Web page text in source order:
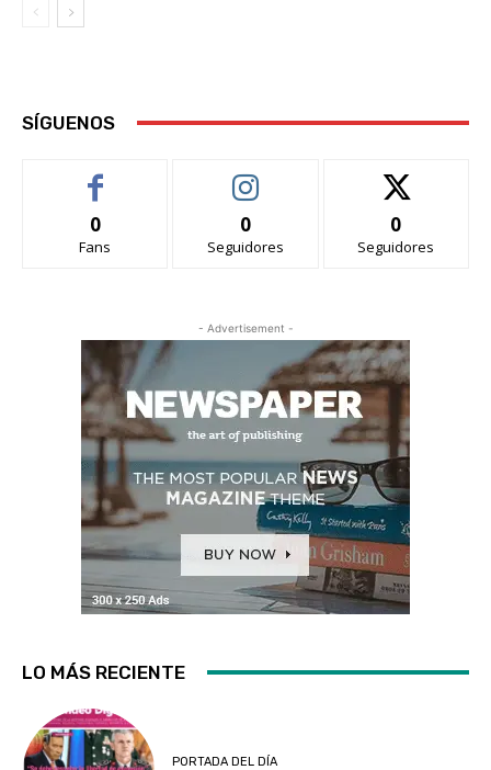
SÍGUENOS
0
Fans
0
Seguidores
0
Seguidores
- Advertisement -
LO MÁS RECIENTE
PORTADA DEL DÍA